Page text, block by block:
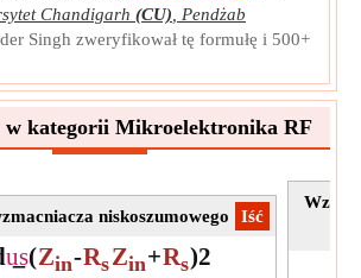
Chandigarh (CU)
Pendżab
Singh zweryfikował tę formułę i 500+
w kategorii Mikroelektronika RF
​Iść
niskoszumowego
us(Zin-RsZin+Rs)2